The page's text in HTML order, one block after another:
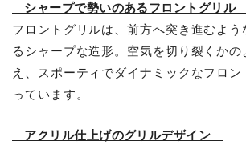
シャープで勢いのあるフロントグリル
フロントグリルは、前方へ突き進むよ
るシャープな造形。空気を切り裂くか
え、スポーティでダイナミックなフロ
っています。
アクリル仕上げのグリルデザイン